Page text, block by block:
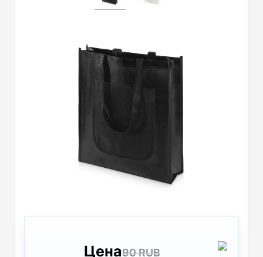
Цена90 RUB